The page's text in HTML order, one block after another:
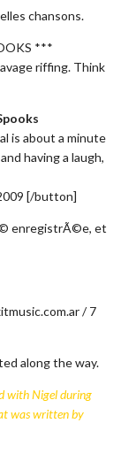
chansons.
***
riffing. Think
is about a minute
having a laugh,
[/button]
enregistrÃ©e, et
/ 7
along the way.
with Nigel during
was written by